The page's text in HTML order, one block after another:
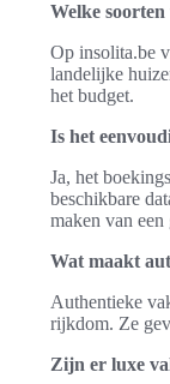
Welke
Op insolita.be
landelijke
het budget.
Is het
Ja, het
beschikbare
maken van
Wat maakt
Authentieke
rijkdom. Ze
Zijn er luxe